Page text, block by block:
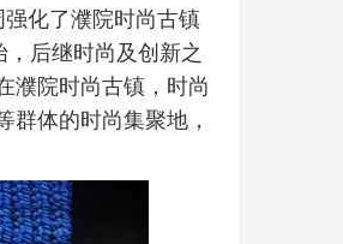
化了濮院时尚古镇
后继时尚及创新之
濮院时尚古镇，时尚
体的时尚集聚地，